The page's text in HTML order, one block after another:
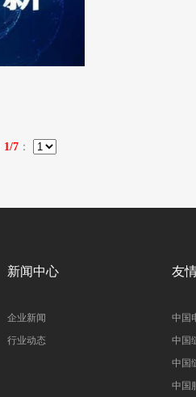
1/7 ：
新闻中心 友
企业新闻
行业动态
中国
中国
中国
中国